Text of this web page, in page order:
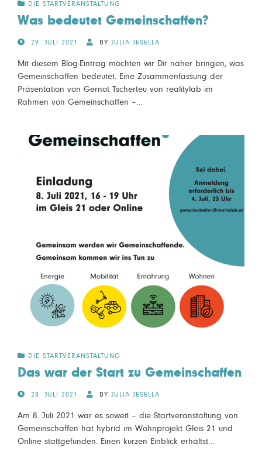
DIE STARTVERANSTALTUNG
Was bedeutet Gemeinschaffen?
POSTED29. JULI 2021 BY JULIA JESELLA
Mit diesem Blog-Eintrag möchten wir Dir näher bringen, was
Gemeinschaffen bedeutet. Eine Zusammenfassung der
Präsentation von Gernot Tscherteu von realitylab im
Rahmen von Gemeinschaffen –…
DIE STARTVERANSTALTUNG
Das war der Start zu Gemeinschaffen
POSTED28. JULI 2021 BY JULIA JESELLA
Am 8. Juli 2021 war es soweit – die Startveranstaltung von
Gemeinschaffen hat hybrid im Wohnprojekt Gleis 21 und
Online stattgefunden. Einen kurzen Einblick erhältst…